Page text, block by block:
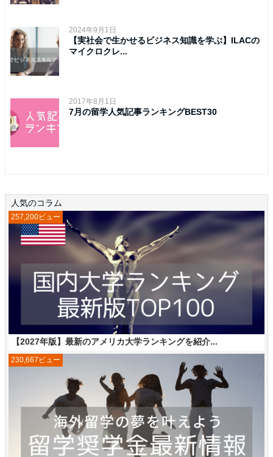
2024年9月1日
【実社会で生かせるビジネス知識を学ぶ】ILACの
マイクロクレ...
2017年8月1日
7月の留学人気記事ランキングBEST30
人気のコラム
【2027年版】最新のアメリカ大学ランキングを紹介...
257,200ビュー
230,667ビュー